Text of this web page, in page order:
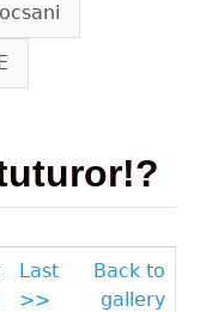
Last
>>
Back to
gallery